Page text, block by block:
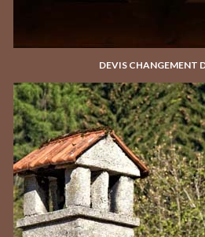
DEVIS CHANGEMENT